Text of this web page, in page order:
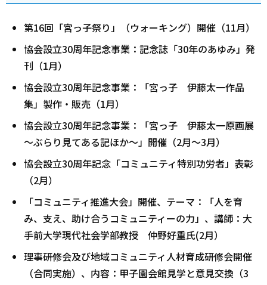
第16回「宮っ子祭り」（ウォーキング）開催（11月）
協会設立30周年記念事業：記念誌「30年のあゆみ」発
刊（1月）
協会設立30周年記念事業：「宮っ子 伊藤太一作品
集」製作・販売（1月）
協会設立30周年記念事業：「宮っ子 伊藤太一原画展
～ぶらり見てある記ほか～」開催（2月～3月）
協会設立30周年記念「コミュニティ特別功労者」表彰
（2月）
「コミュニティ推進大会」開催、テーマ：「人を育
み、支え、助け合うコミュニティーの力」、講師：大
手前大学現代社会学部教授 仲野好重氏(2月）
理事研修会及び地域コミュニティ人材育成研修会開催
（合同実施）、内容：甲子園会館見学と意見交換（3